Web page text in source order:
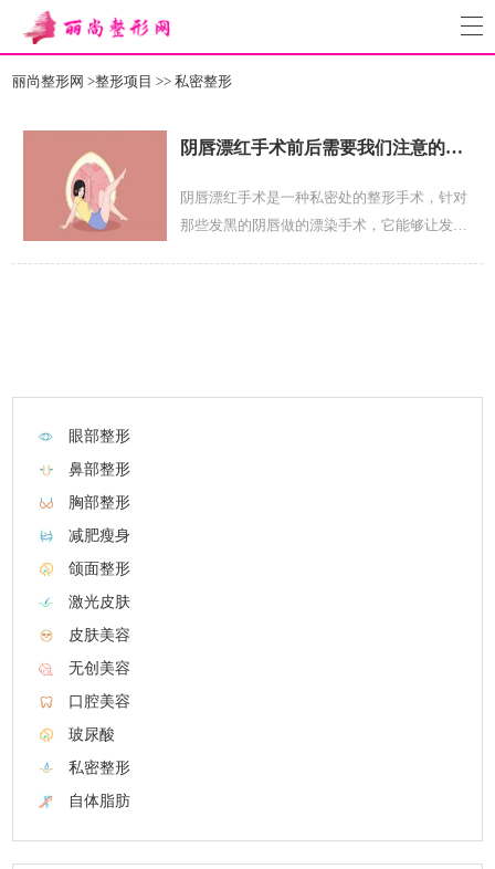
丽尚整形网 >整形项目 >>私密整形
阴唇漂红手术前后需要我们注意的事项有哪些？
阴唇漂红手术是一种私密处的整形手术，针对
那些发黑的阴唇做的漂染手术，它能够让发黑
眼部整形
鼻部整形
胸部整形
减肥瘦身
颌面整形
激光皮肤
皮肤美容
无创美容
口腔美容
玻尿酸
私密整形
自体脂肪